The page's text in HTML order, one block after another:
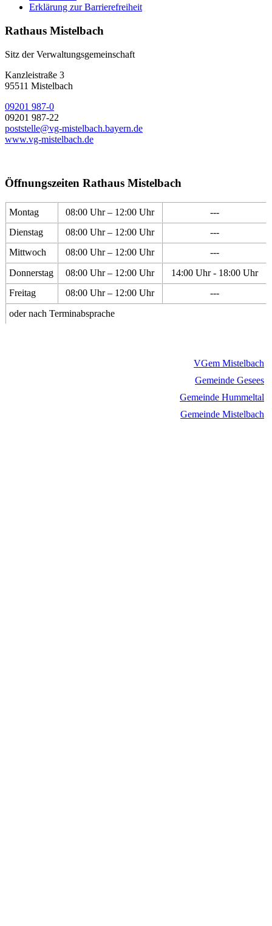
Erklärung zur Barrierefreiheit
Rathaus Mistelbach
Sitz der Verwaltungsgemeinschaft
Kanzleistraße 3
95511 Mistelbach
09201 987-0
09201 987-22
poststelle@vg-mistelbach.bayern.de
www.vg-mistelbach.de
Öffnungszeiten Rathaus Mistelbach
Montag 08:00 Uhr – 12:00 Uhr
---
Dienstag
08:00 Uhr – 12:00 Uhr
---
Mittwoch
08:00 Uhr – 12:00 Uhr
---
Donnerstag
08:00 Uhr – 12:00 Uhr
14:00 Uhr - 18:00 Uhr
Freitag
08:00 Uhr – 12:00 Uhr
---
oder nach Terminabsprache
VGem Mistelbach
Gemeinde Gesees
Gemeinde Hummeltal
Gemeinde Mistelbach